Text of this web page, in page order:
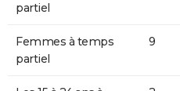
partiel
Femmes à temps
partiel
9